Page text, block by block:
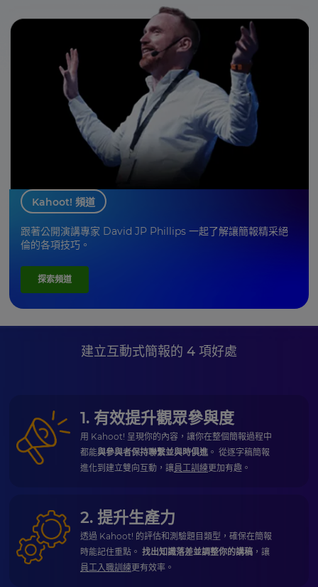
Kahoot! 頻道
跟著公開演講專家 David JP Phillips 一起了解讓簡報精采絕
倫的各項技巧。
探索頻道
建立互動式簡報的 4 項好處
1. 有效提升觀眾參與度
用 Kahoot! 呈現你的內容，讓你在整個簡報過程中
都能與參與者保持聯繫並與時俱進 。 從逐字稿簡報
進化到建立雙向互動，讓員工訓練更加有趣。
2. 提升生產力
透過 Kahoot! 的評估和測驗題目類型，確保在簡報
時能記住重點。 找出知識落差並調整你的講稿 ，讓
員工入職訓練更有效率。